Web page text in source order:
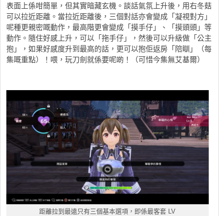
表面上係咁簡單，但其實暗藏玄機。談話氣氛上升後，用右冬菇
可以拉近距離。當拉近距離後，三個對話亦會變成「凝視對方」
呢種更親密嘅動作，最高階更會變成「摸手仔」、「摸頭頭」等
動作。隨住好感上升，可以「拖手仔」，然後可以升級做「公主
抱」，如果好感度升到最高的話，更可以抱佢返房「陪瞓」（每
集嘅重點）！喂，玩刀劍就係要呢啲！（可惜今集無艾基爾）
距離拉到最遠只有三個基本選項，即係最客套 LV